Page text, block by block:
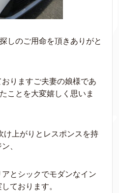
しのご用命を頂きありがと
りますご夫妻の娘様であ
ことを大変嬉しく思いま
け上がりとレスポンスを持
、
とシックでモダンなイン
ております。